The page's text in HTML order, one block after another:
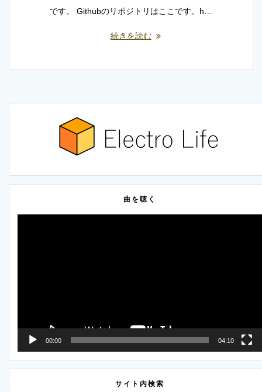
です。 Githubのリポジトリはここです。h…
続きを読む
曲を聴く
00:00 04:10
サイト内検索